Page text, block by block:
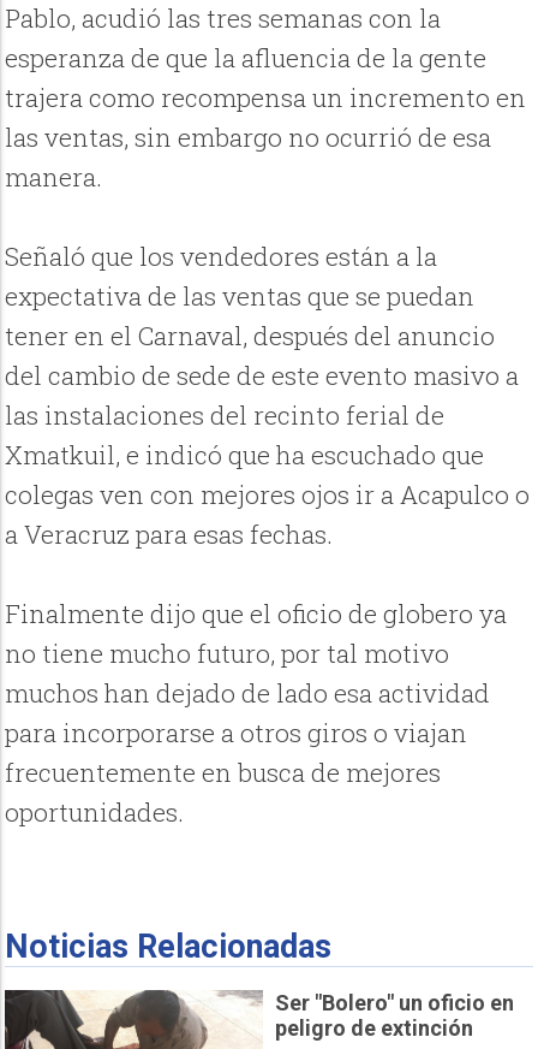
Pablo, acudió las tres semanas con la
esperanza de que la afluencia de la gente
trajera como recompensa un incremento en
las ventas, sin embargo no ocurrió de esa
manera.
Señaló que los vendedores están a la
expectativa de las ventas que se puedan
tener en el Carnaval, después del anuncio
del cambio de sede de este evento masivo a
las instalaciones del recinto ferial de
Xmatkuil, e indicó que ha escuchado que
colegas ven con mejores ojos ir a Acapulco o
a Veracruz para esas fechas.
Finalmente dijo que el oficio de globero ya
no tiene mucho futuro, por tal motivo
muchos han dejado de lado esa actividad
para incorporarse a otros giros o viajan
frecuentemente en busca de mejores
oportunidades.
Noticias Relacionadas
Ser "Bolero" un oficio en
peligro de extinción